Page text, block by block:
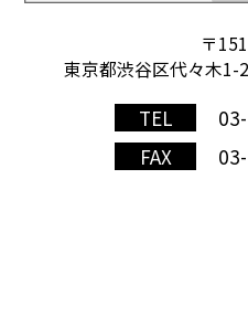
〒
東京都渋谷区代々木
TEL
FAX